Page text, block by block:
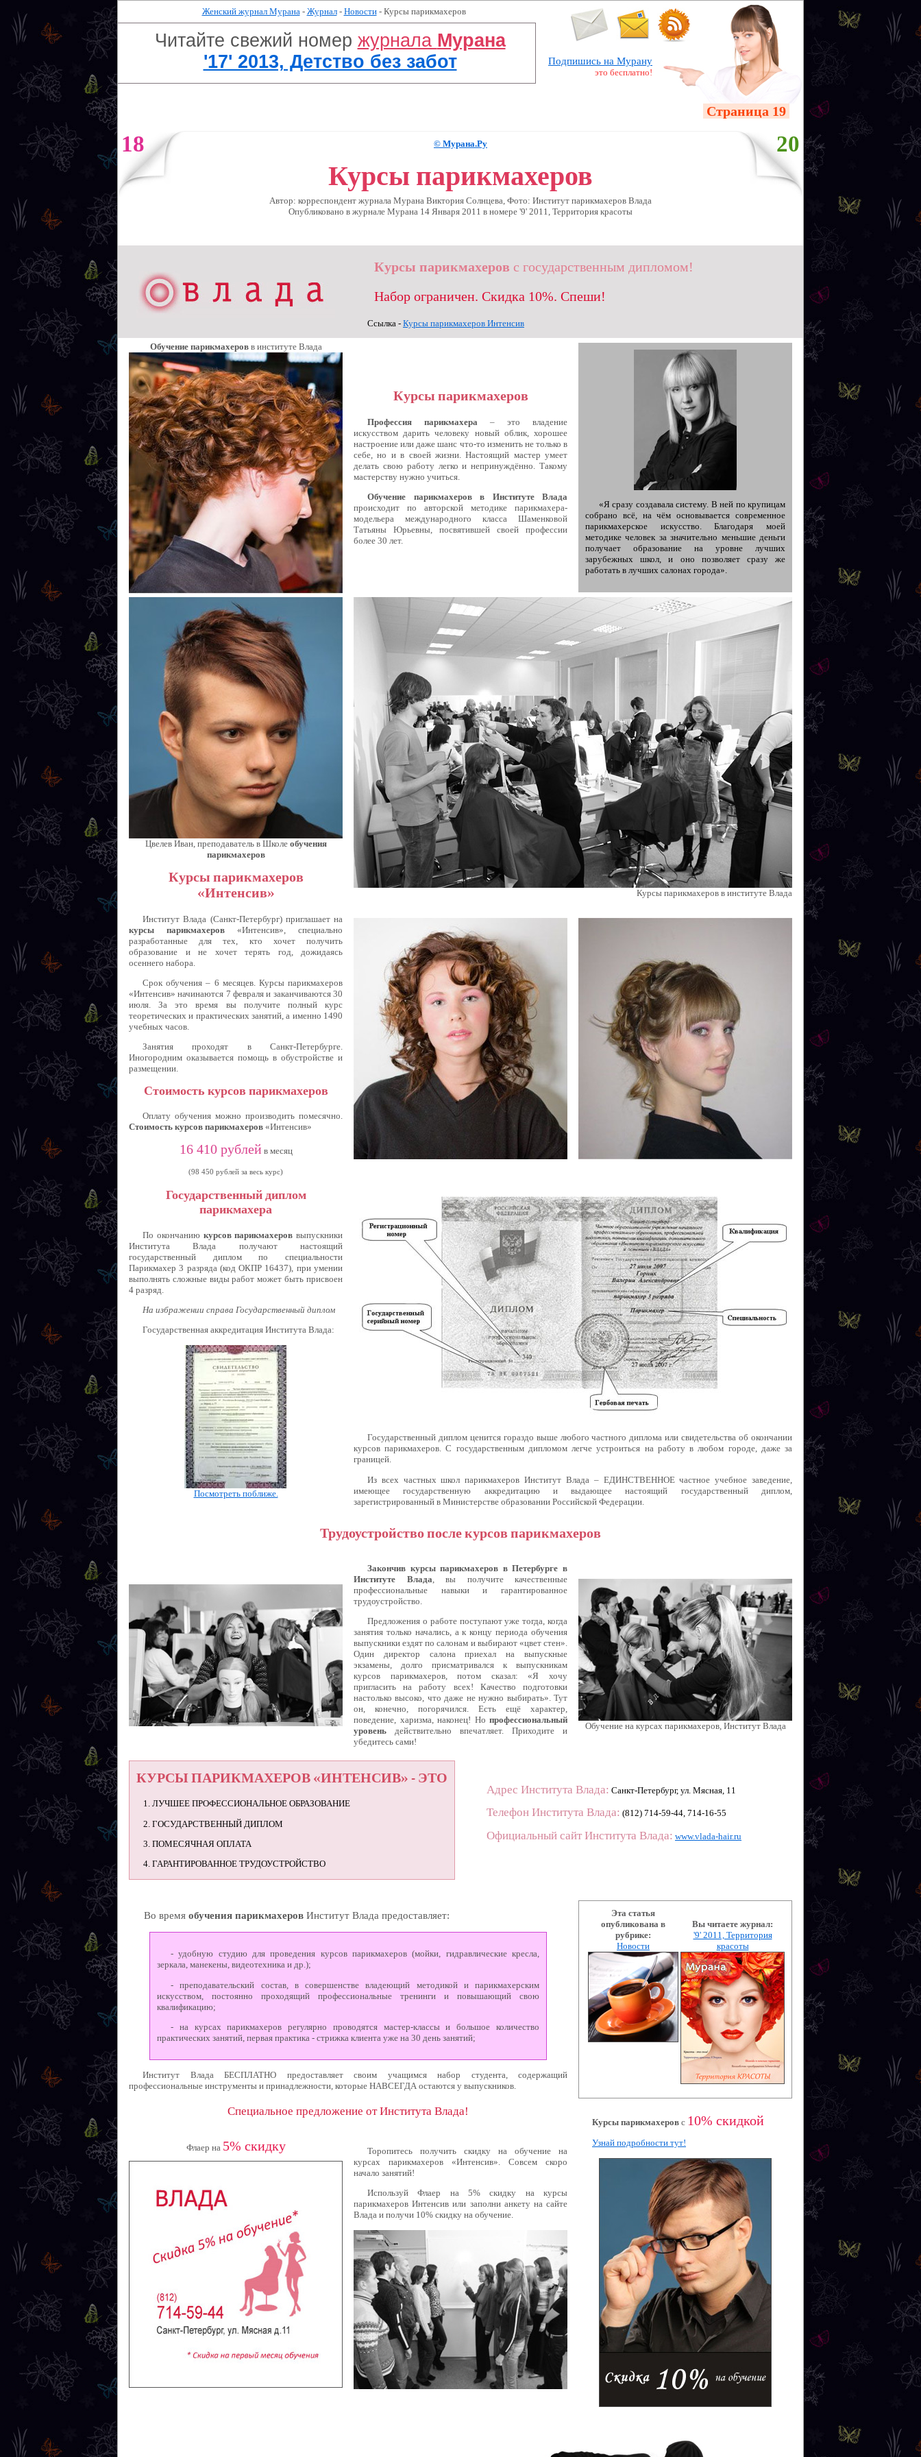
Женский журнал Мурана- Журнал- Новости- Курсы парикмахеров
Читайте свежий номер журнала Мурана
'17' 2013, Детство без забот
Подпишись на Мурану
это бесплатно!
Страница 19
18 © Мурана.Ру
Курсы парикмахеров
Автор: корреспондент журнала Мурана Виктория Солнцева, Фото: Институт парикмахеров Влада
Опубликовано в журналe Мурана 14 Января 2011 в номере '9' 2011, Территория красоты
20
Курсы парикмахеров с государственным дипломом!
Набор ограничен. Скидка 10%. Спеши!
Ссылка - Курсы парикмахеров Интенсив
Обучение парикмахеровв институте Влада
Курсы парикмахеров
Профессия парикмахера – это владение
искусством дарить человеку новый облик, хорошее
настроение или даже шанс что-то изменить не только в
себе, но и в своей жизни. Настоящий мастер умеет
делать свою работу легко и непринуждённо. Такому
мастерству нужно учиться.
Обучение парикмахеров в Институте Влада
происходит по авторской методике парикмахера-
модельера международного класса Шаменковой
Татьяны Юрьевны, посвятившей своей профессии
более 30 лет.
«Я сразу создавала систему. В ней по крупицам
собрано всё, на чём основывается современное
парикмахерское искусство. Благодаря моей
методике человек за значительно меньшие деньги
получает образование на уровне лучших
зарубежных школ, и оно позволяет сразу же
работать в лучших салонах города».
Цвелев Иван, преподаватель в Школе обучения
парикмахеров
Курсы парикмахеров
«Интенсив»
Институт Влада (Санкт-Петербург) приглашает на
курсы парикмахеров «Интенсив», специально
разработанные для тех, кто хочет получить
образование и не хочет терять год, дожидаясь
осеннего набора.
Срок обучения – 6 месяцев. Курсы парикмахеров
«Интенсив» начинаются 7 февраля и заканчиваются 30
июля. За это время вы получите полный курс
теоретических и практических занятий, а именно 1490
учебных часов.
Занятия проходят в Санкт-Петербурге.
Иногородним оказывается помощь в обустройстве и
размещении.
Стоимость курсов парикмахеров
Оплату обучения можно производить помесячно.
Стоимость курсов парикмахеров «Интенсив»
16 410 рублей в месяц
(98 450 рублей за весь курс)
Курсы парикмахеров в институте Влада
Государственный диплом
парикмахера
По окончанию курсов парикмахеров выпускники
Института Влада получают настоящий
государственный диплом по специальности
Парикмахер 3 разряда (код ОКПР 16437), при умении
выполнять сложные виды работ может быть присвоен
4 разряд.
На избражении справа Государственный диплом
Государственная аккредитация Института Влада:
Посмотреть поближе.
Государственный диплом ценится гораздо выше любого частного диплома или свидетельства об окончании
курсов парикмахеров. С государственным дипломом легче устроиться на работу в любом городе, даже за
границей.
Из всех частных школ парикмахеров Институт Влада – ЕДИНСТВЕННОЕ частное учебное заведение,
имеющее государственную аккредитацию и выдающее настоящий государственный диплом,
зарегистрированный в Министерстве образовании Российской Федерации.
Трудоустройство после курсов парикмахеров
Закончив курсы парикмахеров в Петербурге в
Институте Влада , вы получите качественные
профессиональные навыки и гарантированное
трудоустройство.
Предложения о работе поступают уже тогда, когда
занятия только начались, а к концу периода обучения
выпускники ездят по салонам и выбирают «цвет стен».
Один директор салона приехал на выпускные
экзамены, долго присматривался к выпускникам
курсов парикмахеров, потом сказал: «Я хочу
пригласить на работу всех! Качество подготовки
настолько высоко, что даже не нужно выбирать». Тут
он, конечно, погорячился. Есть ещё характер,
поведение, харизма, наконец! Но профессиональный
уровень действительно впечатляет. Приходите и
убедитесь сами!
Обучение на курсах парикмахеров, Институт Влада
КУРСЫ ПАРИКМАХЕРОВ «ИНТЕНСИВ» - ЭТО
1. ЛУЧШЕЕ ПРОФЕССИОНАЛЬНОЕ ОБРАЗОВАНИЕ
2. ГОСУДАРСТВЕННЫЙ ДИПЛОМ
3. ПОМЕСЯЧНАЯ ОПЛАТА
4. ГАРАНТИРОВАННОЕ ТРУДОУСТРОЙСТВО
Адрес Института Влада: Санкт-Петербург, ул. Мясная, 11
Телефон Института Влада: (812) 714-59-44, 714-16-55
Официальный сайт Института Влада: www.vlada-hair.ru
Во время обучения парикмахеров Институт Влада предоставляет:
- удобную студию для проведения курсов парикмахеров (мойки, гидравлические кресла,
зеркала, манекены, видеотехника и др.);
- преподавательский состав, в совершенстве владеющий методикой и парикмахерским
искусством, постоянно проходящий профессиональные тренинги и повышающий свою
квалификацию;
- на курсах парикмахеров регулярно проводятся мастер-классы и большое количество
практических занятий, первая практика - стрижка клиента уже на 30 день занятий;
Институт Влада БЕСПЛАТНО предоставляет своим учащимся набор студента, содержащий
профессиональные инструменты и принадлежности, которые НАВСЕГДА остаются у выпускников.
Эта статья
опубликована в
рубрике:
Новости
Вы читаете журнал:
'9' 2011, Территория
красоты
Специальное предложение от Института Влада!
Курсы парикмахеров с 10% скидкой
Узнай подробности тут!
Флаер на 5% скидку
Торопитесь получить скидку на обучение на
курсах парикмахеров «Интенсив». Совсем скоро
начало занятий!
Используй Флаер на 5% скидку на курсы
парикмахеров Интенсив или заполни анкету на сайте
Влада и получи 10% скидку на обучение.